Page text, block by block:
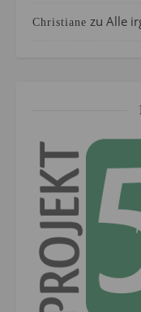
Christiane zu Alle